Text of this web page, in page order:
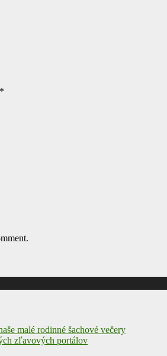
*
malé rodinné šachové večery
zľavových portálov